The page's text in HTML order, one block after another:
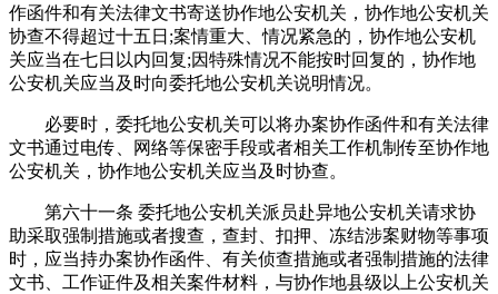
作函件和有关法律文书寄送协作地公安机关，协作地公安机关
协查不得超过十五日;案情重大、情况紧急的，协作地公安机
关应当在七日以内回复;因特殊情况不能按时回复的，协作地
公安机关应当及时向委托地公安机关说明情况。
必要时，委托地公安机关可以将办案协作函件和有关法律
文书通过电传、网络等保密手段或者相关工作机制传至协作地
公安机关，协作地公安机关应当及时协查。
第六十一条 委托地公安机关派员赴异地公安机关请求协
助采取强制措施或者搜查，查封、扣押、冻结涉案财物等事项
时，应当持办案协作函件、有关侦查措施或者强制措施的法律
文书、工作证件及相关案件材料，与协作地县级以上公安机关